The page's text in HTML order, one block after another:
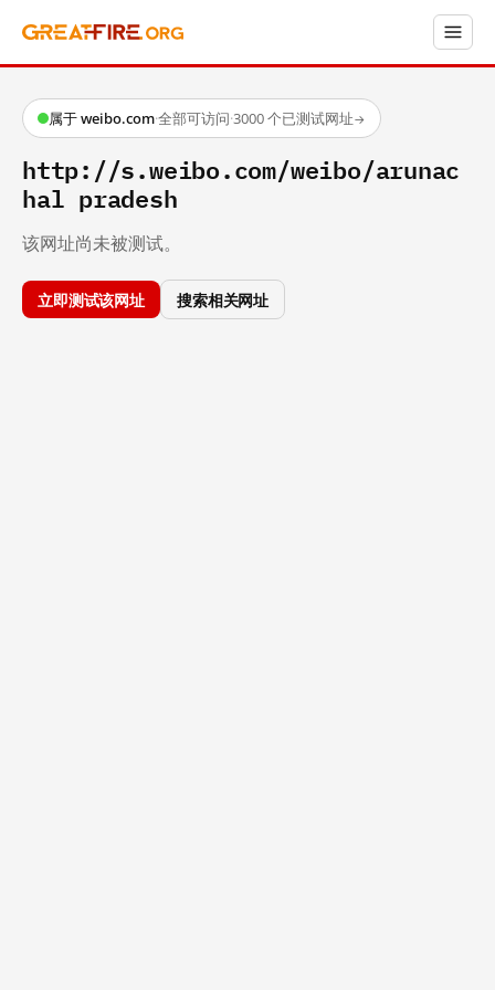
属于 weibo.com·全部可访问·3000 个已测试网址→
http://s.weibo.com/weibo/arunac
hal pradesh
该网址尚未被测试。
立即测试该网址 搜索相关网址